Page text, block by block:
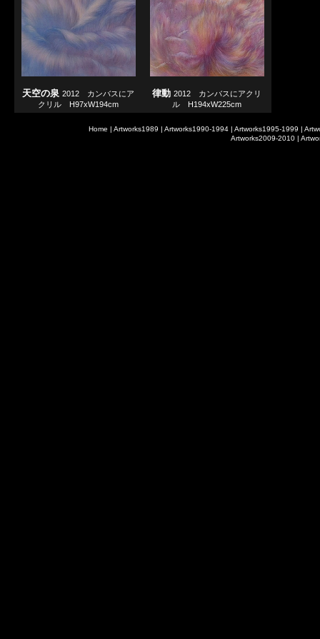
天空の泉 2012 カンバスにア
クリル H97xW194cm
律動 2012 カンバスにアクリ
ル H194xW225cm
Home | Artworks1989 | Artworks1990-1994 | Artworks1995-1999 |
Artworks2009-2010 |